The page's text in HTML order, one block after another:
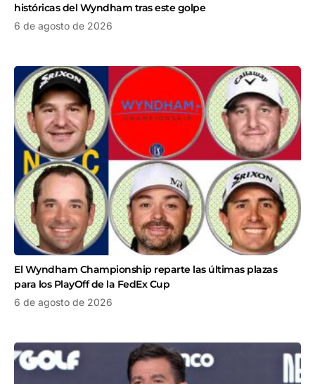
históricas del Wyndham tras este golpe
6 de agosto de 2026
El Wyndham Championship reparte las últimas plazas
para los PlayOff de la FedEx Cup
6 de agosto de 2026